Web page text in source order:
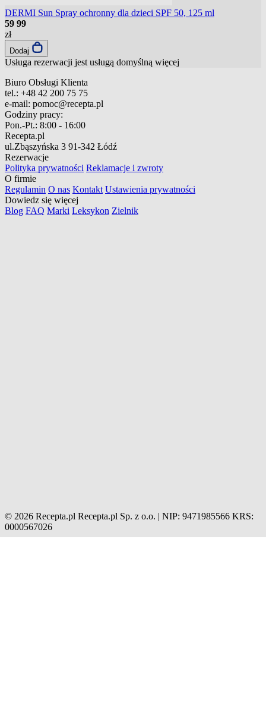
DERMI Sun Spray ochronny dla dzieci SPF 50, 125 ml
59 99
zł
Dodaj
Usługa rezerwacji jest usługą domyślną więcej
Biuro Obsługi Klienta
tel.: +48 42 200 75 75
e-mail: pomoc@recepta.pl
Godziny pracy:
Pon.-Pt.: 8:00 - 16:00
Recepta.pl
ul.Zbąszyńska 3 91-342 Łódź
Rezerwacje
Polityka prywatności Reklamacje i zwroty
O firmie
Regulamin O nas Kontakt Ustawienia prywatności
Dowiedz się więcej
Blog FAQ Marki Leksykon Zielnik
© 2026 Recepta.pl Recepta.pl Sp. z o.o. | NIP: 9471985566 KRS:
0000567026